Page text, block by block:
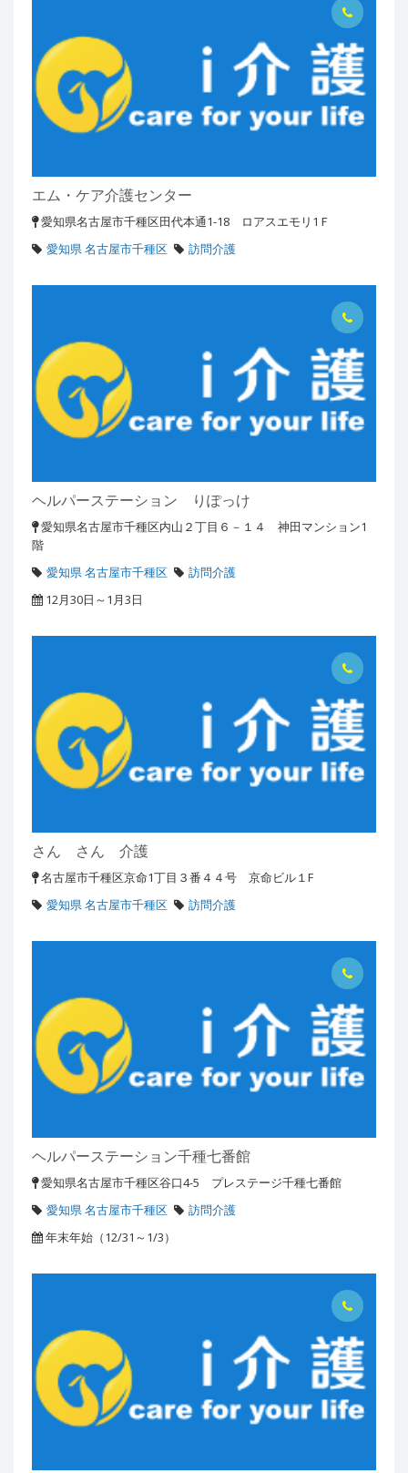
エム・ケア介護センター
愛知県名古屋市千種区田代本通1-18 ロアスエモリ1Ｆ
愛知県 名古屋市千種区
訪問介護
ヘルパーステーション りぽっけ
愛知県名古屋市千種区内山２丁目６－１４ 神田マンション1
階
愛知県 名古屋市千種区
訪問介護
12月30日～1月3日
さん さん 介護
名古屋市千種区京命1丁目３番４４号 京命ビル１F
愛知県 名古屋市千種区
訪問介護
ヘルパーステーション千種七番館
愛知県名古屋市千種区谷口4-5 プレステージ千種七番館
愛知県 名古屋市千種区
訪問介護
年末年始（12/31～1/3）